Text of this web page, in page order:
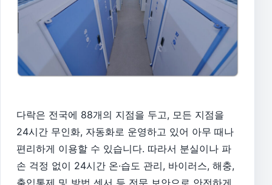
다락은 전국에 88개의 지점을 두고, 모든 지점을
24시간 무인화, 자동화로 운영하고 있어 아무 때나
편리하게 이용할 수 있습니다. ​따라서 분실이나 파
손 걱정 없이 24시간 온·습도 관리, 바이러스, 해충,